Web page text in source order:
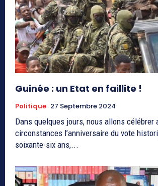
Guinée : un Etat en faillite !
Politique 27 Septembre 2024
Dans quelques jours, nous allons célébrer
circonstances l’anniversaire du vote
soixante-six ans,...